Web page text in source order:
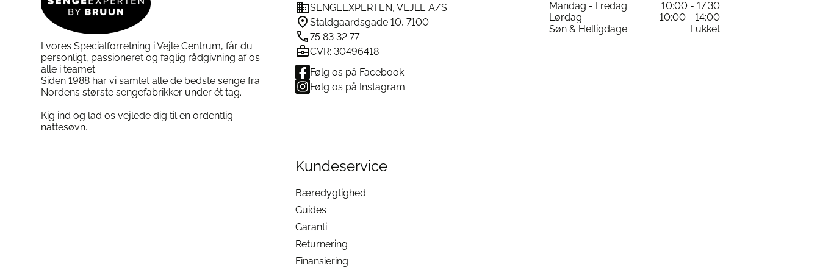
varesiden
på
varesiden
varesiden
I vores Specialforretning i Vejle Centrum, får du
personligt, passioneret og faglig rådgivning af os
alle i teamet.
Siden 1988 har vi samlet alle de bedste senge fra
Nordens største sengefabrikker under ét tag.
Kig ind og lad os vejlede dig til en ordentlig
nattesøvn.
SENGEEXPERTEN, VEJLE A/S
Staldgaardsgade 10, 7100
75 83 32 77
CVR: 30496418
Følg os på Facebook
Følg os på Instagram
Mandag - Fredag
10:00 - 17:30
Lørdag
10:00 - 14:00
Søn & Helligdage
Lukket
Kundeservice
Bæredygtighed
Guides
Garanti
Returnering
Finansiering